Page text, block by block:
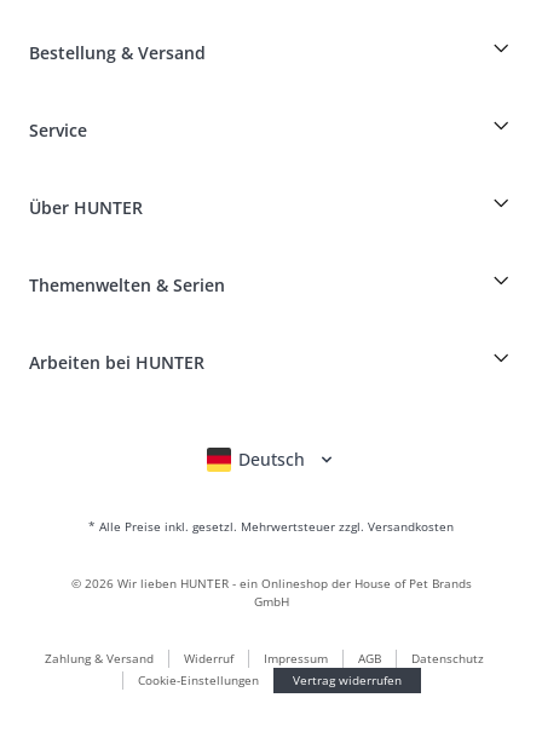
Bestellung & Versand
Specials für Hundeprofis
Informationen zur Lieferung
Produkte reklamieren und zurücksenden
Service
Rassentabelle
Tierkrankenversicherung
Über HUNTER
It*s a family Business
Leder ist unsere Leidenschaft
Themenwelten & Serien
BVB Dortmund
Geschenkewelt
Hundebekleidung
LOVE
Arbeiten bei HUNTER
* Alle Preise inkl. gesetzl. Mehrwertsteuer zzgl. Versandkosten
Deutsch
Zahlung & Versand Widerruf Impressum AGB
Datenschutz
Cookie-Einstellungen
Vertrag widerrufen
© 2026 Wir lieben HUNTER - ein Onlineshop der House of Pet Brands
GmbH